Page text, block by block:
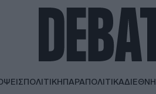
ΠΟΛΙΤΙΚΗΠΑΡΑΠΟΛΙΤΙΚΑΔΙΕΘΝΗ